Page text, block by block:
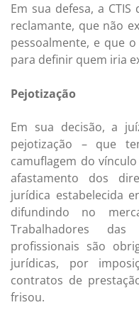
Em sua defesa, a
reclamante, que não
pessoalmente, e que
para definir quem iria
Pejotização
Em sua decisão, a
pejotização – que
camuflagem do
afastamento dos
jurídica estabelecida
difundindo no
Trabalhadores
profissionais são
jurídicas, por
contratos de
frisou.